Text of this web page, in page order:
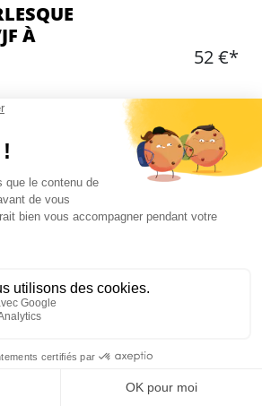
À
52 €*
de danse burlesque dispensé
et expression
propre chorégraphie